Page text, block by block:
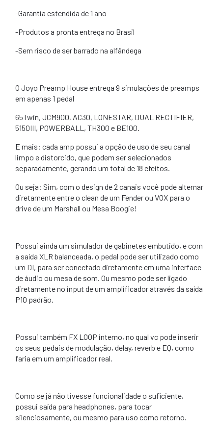
-Garantia estendida de 1 ano
-Produtos a pronta entrega no Brasil
-Sem risco de ser barrado na alfândega
O Joyo Preamp House entrega 9 simulações de preamps
em apenas 1 pedal
65Twin, JCM900, AC30, LONESTAR, DUAL RECTIFIER,
5150III, POWERBALL, TH300 e BE100.
E mais: cada amp possui a opção de uso de seu canal
limpo e distorcido, que podem ser selecionados
separadamente, gerando um total de 18 efeitos.
Ou seja: Sim, com o design de 2 canais você pode alternar
diretamente entre o clean de um Fender ou VOX para o
drive de um Marshall ou Mesa Boogie!
Possui ainda um simulador de gabinetes embutido, e com
a saída XLR balanceada, o pedal pode ser utilizado como
um DI, para ser conectado diretamente em uma interface
de áudio ou mesa de som. Ou mesmo pode ser ligado
diretamente no input de um amplificador através da saída
P10 padrão.
Possui também FX LOOP interno, no qual vc pode inserir
os seus pedais de modulação, delay, reverb e EQ, como
faria em um amplificador real.
Como se já não tivesse funcionalidade o suficiente,
possui saída para headphones, para tocar
silenciosamente, ou mesmo para uso como retorno.